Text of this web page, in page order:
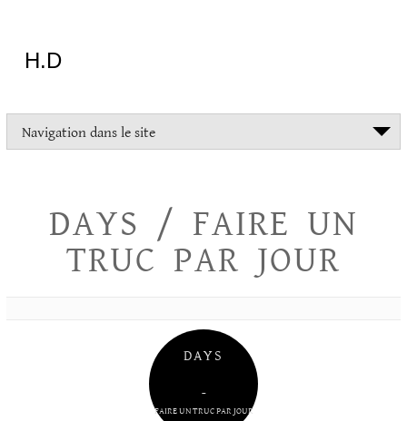
H.D
Navigation dans le site
DAYS / FAIRE UN
TRUC PAR JOUR
DAYS
–
FAIRE UN TRUC PAR JOUR